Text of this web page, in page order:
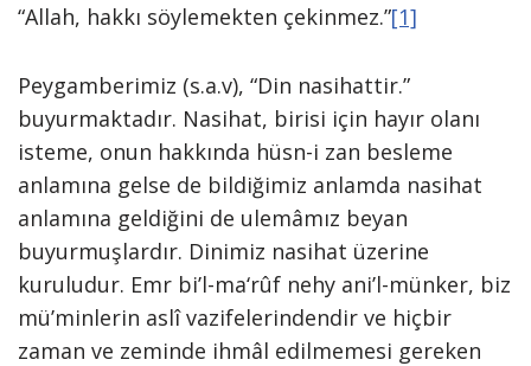
“Allah, hakkı söylemekten çekinmez.”[1]
Peygamberimiz (s.a.v), “Din nasihattir.”
buyurmaktadır. Nasihat, birisi için hayır olanı
isteme, onun hakkında hüsn-i zan besleme
anlamına gelse de bildiğimiz anlamda nasihat
anlamına geldiğini de ulemâmız beyan
buyurmuşlardır. Dinimiz nasihat üzerine
kuruludur. Emr bi’l-ma‘rûf nehy ani’l-münker, biz
mü’minlerin aslî vazifelerindendir ve hiçbir
zaman ve zeminde ihmâl edilmemesi gereken